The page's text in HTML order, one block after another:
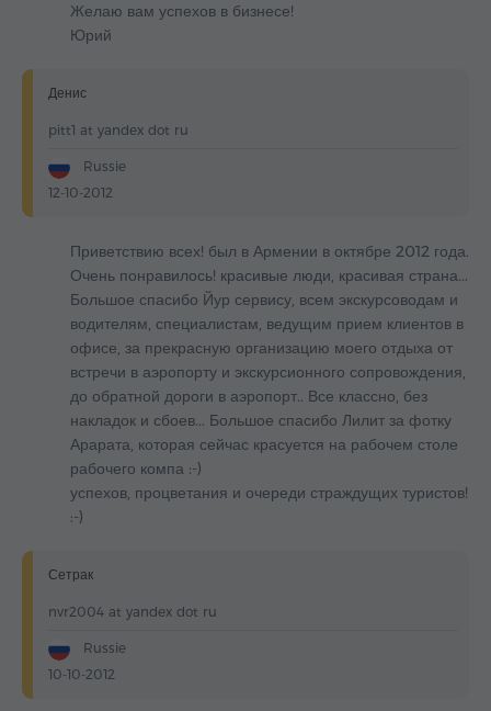
Желаю вам успехов в бизнесе!
Юрий
Денис
pitt1 at yandex dot ru
Russie
12-10-2012
Приветствию всех! был в Армении в октябре 2012 года.
Очень понравилось! красивые люди, красивая страна...
Большое спасибо Йур сервису, всем экскурсоводам и
водителям, специалистам, ведущим прием клиентов в
офисе, за прекрасную организацию моего отдыха от
встречи в аэропорту и экскурсионного сопровождения,
до обратной дороги в аэропорт.. Все классно, без
накладок и сбоев... Большое спасибо Лилит за фотку
Арарата, которая сейчас красуется на рабочем столе
рабочего компа :-)
успехов, процветания и очереди страждущих туристов!
:-)
Сетрак
nvr2004 at yandex dot ru
Russie
10-10-2012